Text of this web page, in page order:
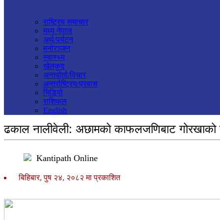
राष्ट्रिय समाचार
मध्य नेपाल
अर्थ/पर्यटन
मनोरञ्जन
स्वास्थ्य
खेलकुद
अन्तर्वार्ता/विचार
अन्तर्राष्ट्रिय/प्रवास
भिडियो
राशिफल
English
ढकाल नालीवेली: अछामको काफलजणिबाट गोरखाको
Kantipath Online
बिहिबार, पुष २४, २०८२ मा प्रकाशित